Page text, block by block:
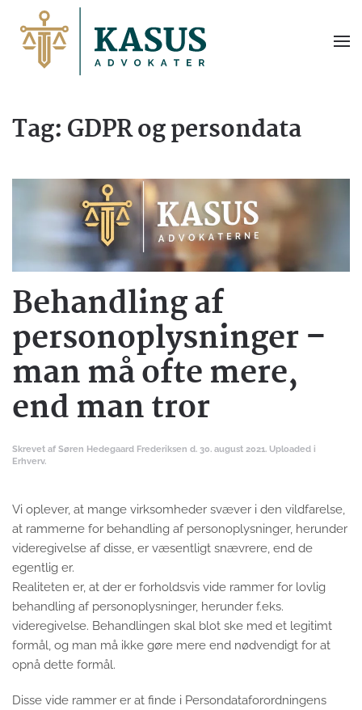
Tag:GDPR og persondata
Behandling af
personoplysninger –
man må ofte mere,
end man tror
Skrevet af Søren Hedegaard Frederiksen d. 30. august 2021. Uploaded i
Erhverv.
Vi oplever, at mange virksomheder svæver i den vildfarelse,
at rammerne for behandling af personoplysninger, herunder
videregivelse af disse, er væsentligt snævrere, end de
egentlig er.
Realiteten er, at der er forholdsvis vide rammer for lovlig
behandling af personoplysninger, herunder f.eks.
videregivelse. Behandlingen skal blot ske med et legitimt
formål, og man må ikke gøre mere end nødvendigt for at
opnå dette formål.
Disse vide rammer er at finde i Persondataforordningens